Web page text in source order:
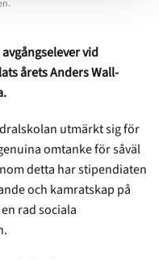
vid
årets Anders Wall-
utmärkt sig för
omtanke för såväl
detta har stipendiaten
och kamratskap på
rad sociala